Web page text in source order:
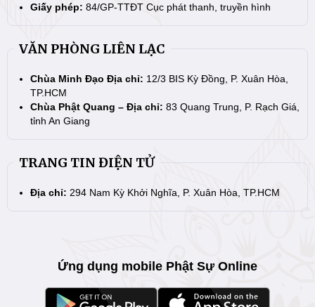
Giấy phép: 84/GP-TTĐT Cục phát thanh, truyền hình
VĂN PHÒNG LIÊN LẠC
Chùa Minh Đạo Địa chỉ: 12/3 BIS Kỳ Đồng, P. Xuân Hòa,
TP.HCM
Chùa Phật Quang – Địa chỉ: 83 Quang Trung, P. Rạch Giá,
tỉnh An Giang
TRANG TIN ĐIỆN TỬ
Địa chỉ: 294 Nam Kỳ Khởi Nghĩa, P. Xuân Hòa, TP.HCM
Ứng dụng mobile Phật Sự Online